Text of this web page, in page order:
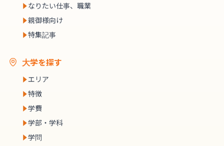
なりたい仕事、職業
親御様向け
特集記事
大学を探す
エリア
特徴
学費
学部・学科
学問